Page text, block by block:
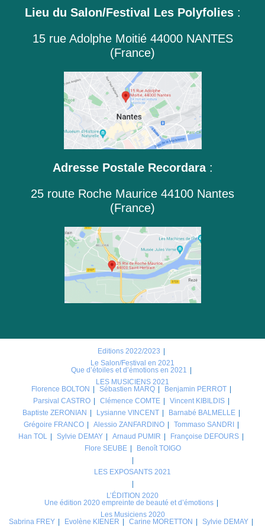
Lieu du Salon/Festival Les Polyfolies:
15 rue Adolphe Moitié 44000 NANTES
(France)
Adresse Postale Recordara:
25 route Roche Maurice 44100 Nantes
(France)
Editions 2022/2023
Le Salon/Festival en 2021
Que d’étoiles et d’émotions en 2021
LES MUSICIENS 2021
Florence BOLTON
Sébastien MARQ
Benjamin PERROT
Parsival CASTRO
Clémence COMTE
Vincent KIBILDIS
Baptiste ZERONIAN
Lysianne VINCENT
Barnabé BALMELLE
Grégoire FRANCO
Alessio ZANFARDINO
Tommaso SANDRI
Han TOL
Sylvie DEMAY Arnaud PUMIR
Françoise DEFOURS
Flore SEUBE
Benoît TOIGO
LES EXPOSANTS 2021
L’ÉDITION 2020
Une édition 2020 empreinte de beauté et d’émotions
Les Musiciens 2020
Sabrina FREY
Evolène KIENER Carine MORETTON Sylvie DEMAY